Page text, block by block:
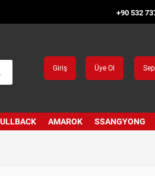
+90 532
Giriş Üye Ol
AMAROK SSANGYONG